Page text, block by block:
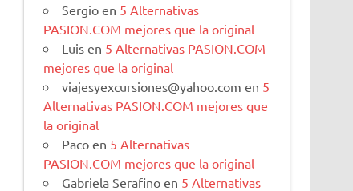
Sergio en 5 Alternativas
PASION.COM mejores que la original
Luis en 5 Alternativas PASION.COM
mejores que la original
viajesyexcursiones@yahoo.com en 5
Alternativas PASION.COM mejores que
la original
Paco en 5 Alternativas
PASION.COM mejores que la original
Gabriela Serafino en 5 Alternativas